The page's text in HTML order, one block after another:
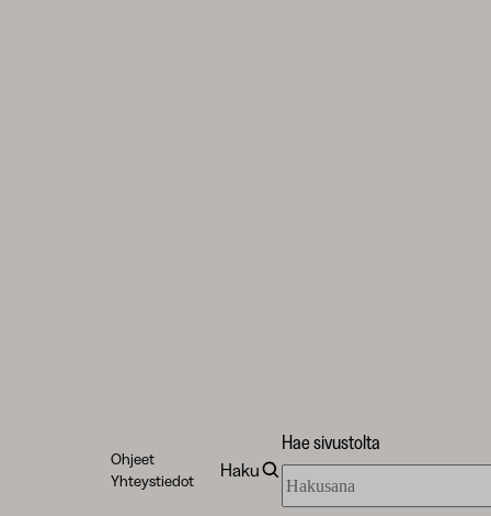
Ohjeet
Yhteystiedot
Haku
Hae sivustolta
sivustolta